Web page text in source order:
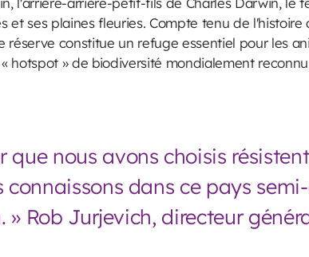
et ses plaines fleuries. Compte tenu de
réserve constitue un refuge essentiel pour les
hotspot » de biodiversité mondialement
que nous avons choisis
dans ce pays
Rob Jurjevich, directeur